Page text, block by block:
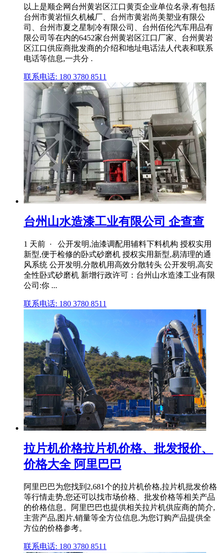
以上是顺企网台州黄岩区江口黄页企业单位名录,有包括
台州市黄岩恒久机械厂、台州市黄岩尚美塑业有限公
司、台州市夏之星制冷有限公司、台州佰伦汽车用品有
限公司等在内的6452家台州黄岩区江口厂家、台州黄岩
区江口供应商批发商的介绍和地址电话法人代表和联系
电话等信息,一共分 .
联系电话: 180 3780 8511
台州山水造漆工业有限公司 企查查
1 天前 · 公开发明,油漆调配用辅料下料机构 授权实用
新型,便于检修的卧式砂磨机 授权实用新型,易清理的通
风系统 公开发明,分散机用高效分散转头 公开发明,高安
全性卧式砂磨机 新增行政许可：台州山水造漆工业有限
公司:你 ...
联系电话: 180 3780 8511
拉片机价格拉片机价格、批发报价、
价格大全 阿里巴巴
阿里巴巴为您找到2,681个的拉片机价格,拉片机批发价格
等行情走势,您还可以找市场价格、批发价格等相关产品
的价格信息。阿里巴巴也提供相关拉片机供应商的简介,
主营产品,图片,销量等全方位信息,为您订购产品提供全
方位的价格参考。
联系电话: 180 3780 8511